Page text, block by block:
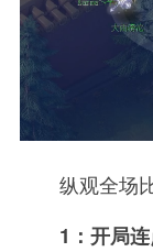
纵观全场
1：开局